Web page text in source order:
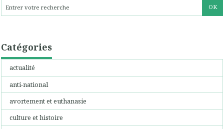
Catégories
actualité
anti-national
avortement et euthanasie
culture et histoire